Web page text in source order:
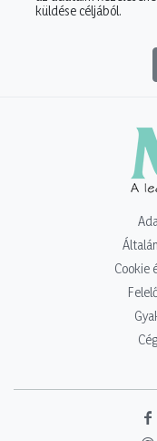
küldése céljából.
Cookie